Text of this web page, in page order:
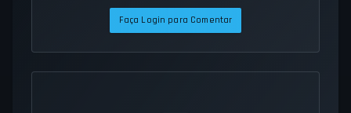
Faça Login para Comentar